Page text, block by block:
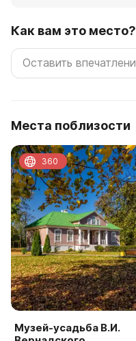
Как вам это место?
Места поблизости
Музей-усадьба В.И.
360